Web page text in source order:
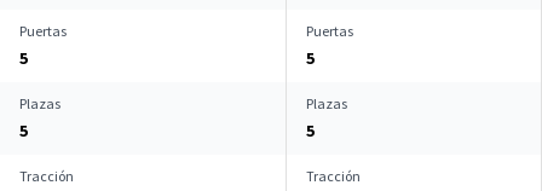
Puertas
5
Puertas
5
Plazas
5
Plazas
5
Tracción Tracción